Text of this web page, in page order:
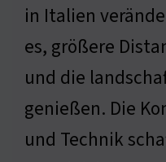
in Italien
es, größere
und die
genießen. Die
und Technik